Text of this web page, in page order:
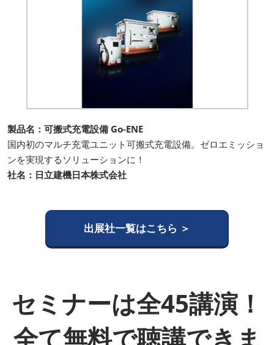
製品名：可搬式充電設備 Go-ENE
国内初のマルチ充電ユニット可搬式充電設備。ゼロエミッショ
ンを実現するソリューションに！
社名：日立建機日本株式会社
出展社一覧はこちら ＞
セミナーは全45講演！
全て無料で聴講できま